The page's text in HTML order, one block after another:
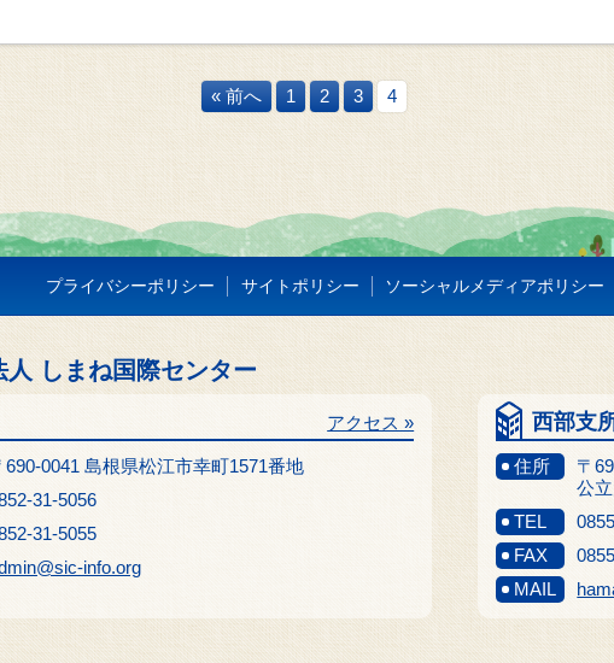
« 前へ 1 2 3 4
プライバシーポリシー サイトポリシー ソーシャルメディアポリシー
人 しまね国際センター
690-0041 島根県松江市幸町1571番地
アクセス »
31-5056
31-5055
info.org
西部支
住所
〒
公
TEL
FAX
MAIL